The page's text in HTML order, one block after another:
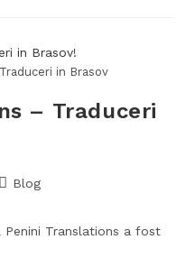
in Brasov
– Traduceri
Blog
Penini Translations a fost